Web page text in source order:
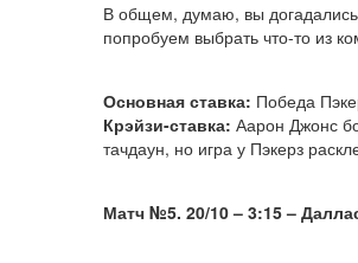
В общем, думаю, вы
попробуем выбрать что-то из
Основная ставка: Победа
Крэйзи-ставка: Аарон Джонс
тачдаун, но игра у Пэкерз
Матч №5. 20/10 – 3:15 –